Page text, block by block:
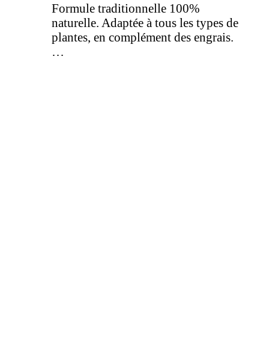
Formule traditionnelle 100%
naturelle. Adaptée à tous les types de
plantes, en complément des engrais.
…